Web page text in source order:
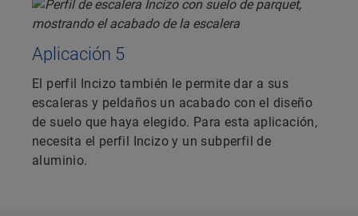
Aplicación 5
El perfil Incizo también le permite dar a sus
escaleras y peldaños un acabado con el diseño
de suelo que haya elegido. Para esta aplicación,
necesita el perfil Incizo y un subperfil de
aluminio.